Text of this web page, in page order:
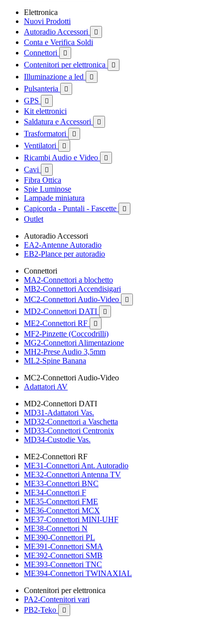
Elettronica
Nuovi Prodotti
Autoradio Accessori

Conta e Verifica Soldi
Connettori

Contenitori per elettronica 
Illuminazione a led 
Pulsanteria 
GPS 
Kit elettronici
Saldatura e Accessori

Trasformatori 
Ventilatori 
Ricambi Audio e Video 
Cavi 
Fibra Ottica
Spie Luminose
Lampade miniatura
Capicorda - Puntali - Fascette

Outlet
Autoradio Accessori
EA2-Antenne Autoradio
EB2-Plance per autoradio
Connettori
MA2-Connettori a blochetto
MB2-Connettori Accendisigari
MC2-Connettori Audio-Video

MD2-Connettori DATI 
ME2-Connettori RF 
MF2-Pinzette (Coccodrilli)
MG2-Connettori Alimentazione
MH2-Prese Audio 3,5mm
ML2-Spine Banana
MC2-Connettori Audio-Video
Adattatori AV
MD2-Connettori DATI
MD31-Adattatori Vas.
MD32-Connettori a Vaschetta
MD33-Connettori Centronix
MD34-Custodie Vas.
ME2-Connettori RF
ME31-Connettori Ant. Autoradio
ME32-Connettori Antenna TV
ME33-Connettori BNC
ME34-Connettori F
ME35-Connettori FME
ME36-Connettori MCX
ME37-Connettori MINI-UHF
ME38-Connettori N
ME390-Connettori PL
ME391-Connettori SMA
ME392-Connettori SMB
ME393-Connettori TNC
ME394-Connettori TWINAXIAL
Contenitori per elettronica
PA2-Contenitori vari
PB2-Teko
